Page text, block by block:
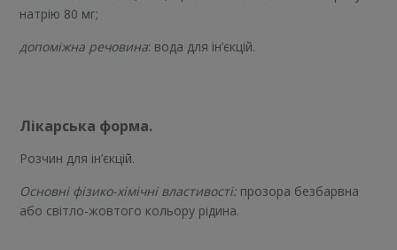
натрію 80 мг;
допоміжна речовина: вода для ін’єкцій.
Лікарська форма.
Розчин для ін’єкцій.
Основні фізико-хімічні властивості: прозора безбарвна
або світло-жовтого кольору рідина.